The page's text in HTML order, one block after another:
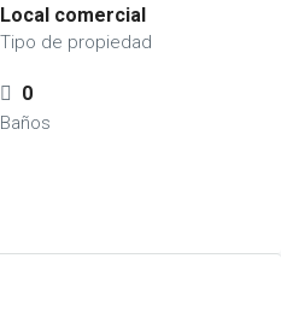
Local comercial
Tipo de propiedad
0
Baños